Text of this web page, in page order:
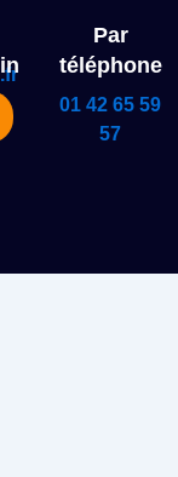
Par
téléphone
01 42 65 59
57